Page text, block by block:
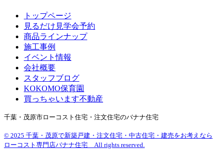
トップページ
見るだけ見学会予約
商品ラインナップ
施工事例
イベント情報
会社概要
スタッフブログ
KOKOMO保育園
買っちゃいます不動産
千葉・茂原市ローコスト住宅・注文住宅のバナナ住宅
© 2025 千葉・茂原で新築戸建・注文住宅・中古住宅・建売をお考えなら
ローコスト専門店バナナ住宅 All rights reserved.